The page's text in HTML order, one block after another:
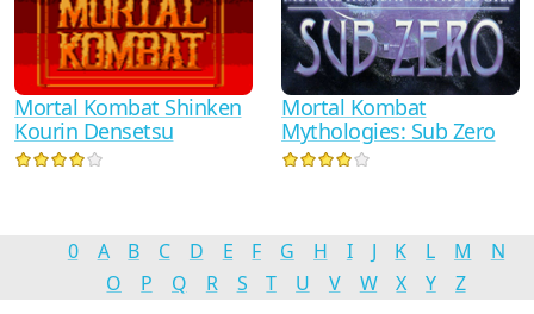
Mortal Kombat Shinken
Kourin Densetsu
Mortal Kombat
Mythologies: Sub Zero
0 A B C D E F G H I J K L M
N
O
P Q R S T U V W X Y Z